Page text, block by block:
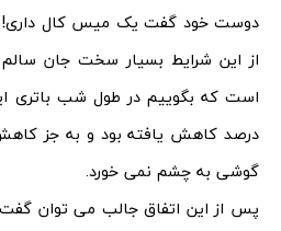
از این شرایط بسیار سخت جان سالم
درصد کاهش یافته بود و به جز
گوشی به چشم نمی خورد.
پس از این اتفاق جالب می توان گفت